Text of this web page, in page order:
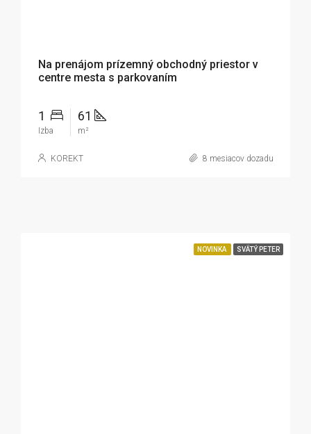
Na prenájom prízemný obchodný priestor v
centre mesta s parkovaním
1
Izba
61
m²
KOREKT 8 mesiacov dozadu
NOVINKA SVÄTÝ PETER